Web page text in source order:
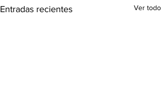
Entradas recientes Ver todo